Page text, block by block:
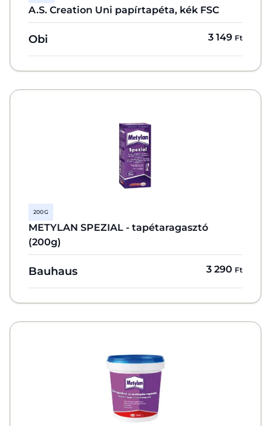
A.S. Creation Uni papírtapéta, kék FSC
Obi 3 149 Ft
200 G
METYLAN SPEZIAL - tapétaragasztó
(200g)
Bauhaus 3 290 Ft